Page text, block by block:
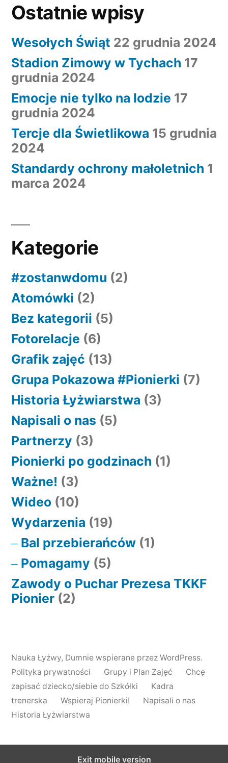
Ostatnie wpisy
Wesołych Świąt 22 grudnia 2024
Stadion Zimowy w Tychach 17
grudnia 2024
Emocje nie tylko na lodzie 17
grudnia 2024
Tercje dla Świetlikowa 15 grudnia
2024
Standardy ochrony małoletnich 1
marca 2024
Kategorie
#zostanwdomu (2)
Atomówki (2)
Bez kategorii (5)
Fotorelacje (6)
Grafik zajęć (13)
Grupa Pokazowa #Pionierki (7)
Historia Łyżwiarstwa (3)
Napisali o nas (5)
Partnerzy (3)
Pionierki po godzinach (1)
Ważne! (3)
Wideo (10)
Wydarzenia (19)
Bal przebierańców (1)
Pomagamy (5)
Zawody o Puchar Prezesa TKKF
Pionier (2)
Nauka Łyżwy, Dumnie wspierane przez WordPress.
Polityka prywatności
Grupy i Plan Zajęć
Chcę
zapisać dziecko/siebie do Szkółki
Kadra
trenerska
Wspieraj Pionierki!
Napisali o nas
Historia Łyżwiarstwa
Exit mobile version